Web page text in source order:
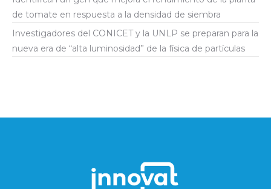
de tomate en respuesta a la densidad de siembra
Investigadores del CONICET y la UNLP se preparan para la
nueva era de “alta luminosidad” de la física de partículas